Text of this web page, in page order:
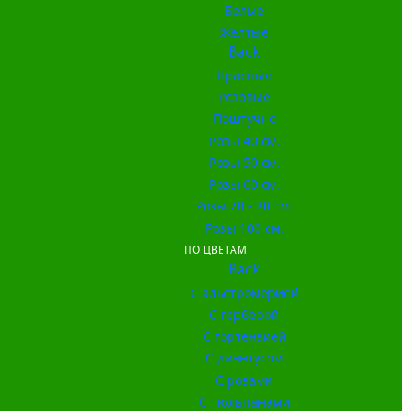
Белые
Жёлтые
Back
Красные
Розовые
Поштучно
Розы 40 см.
Розы 50 см.
Розы 60 см.
Розы 70 - 80 см.
Розы 100 см.
ПО ЦВЕТАМ
Back
С альстромерией
С герберой
С гортензией
С диантусом
С розами
С тюльпанами